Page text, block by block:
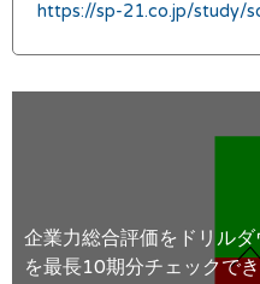
https://sp-21.co.jp/study/
企業力総合評価をドリル
を最長10期分チェックで